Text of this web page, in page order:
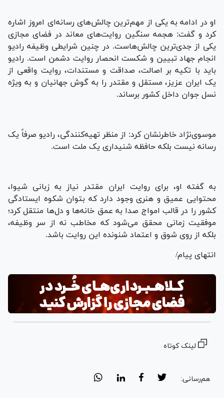
او در ادامه به یکی از مهم‌ترین چالش‌های رسانه‌ای امروز اشاره
کرد و گفت: هجمه سنگین روایت‌های معاند در فضای مجازی
یکی از جدی‌ترین چالش‌هاست. در چنین شرایطی وظیفه رادیو
انجام جهاد تبیین و شکست انحصار روایت دشمن است. رادیو
باید با تکیه بر اصالت، صداقت و مستندات، روایت واقعی از
یک ایران عزیز، مستقل و مقتدر را به گوش جهانیان و به ویژه
نسل جوان داخل کشور برساند.
موسوی‌نژاد خاطرنشان کرد: از منظر تهیه‌کنندگی، رادیو صرفاً یک
رسانه نیست بلکه حافظه شنیداری یک ملت است.
به گفته او، برای روایت ایران مقتدر نیاز به زبانی شیوا،
محتوایی عمیق و هنری وجود دارد که بتوان شکوه ایستادگی
کشور را در قالب امواج صدا به عمق خانه‌ها و دل‌ها منتقل کرد؛
موفقیت زمانی محقق می‌شود که مخاطب نه از سر وظیفه،
بلکه از روی شوق و اعتماد شنونده این روایت باشد.
انتهای پیام/
لینک کوتاه
هم‌رسانی: